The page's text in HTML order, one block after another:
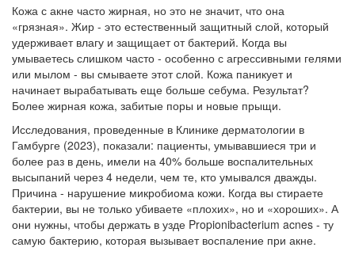
Кожа с акне часто жирная, но это не значит, что она
«грязная». Жир - это естественный защитный слой, который
удерживает влагу и защищает от бактерий. Когда вы
умываетесь слишком часто - особенно с агрессивными гелями
или мылом - вы смываете этот слой. Кожа паникует и
начинает вырабатывать еще больше себума. Результат?
Более жирная кожа, забитые поры и новые прыщи.
Исследования, проведенные в Клинике дерматологии в
Гамбурге (2023), показали: пациенты, умывавшиеся три и
более раз в день, имели на 40% больше воспалительных
высыпаний через 4 недели, чем те, кто умывался дважды.
Причина - нарушение микробиома кожи. Когда вы стираете
бактерии, вы не только убиваете «плохих», но и «хороших». А
они нужны, чтобы держать в узде Propionibacterium acnes - ту
самую бактерию, которая вызывает воспаление при акне.